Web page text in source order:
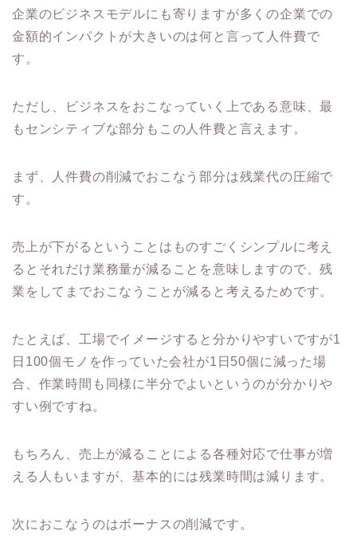
企業のビジネスモデルにも寄りますが多くの企業での
金額的インパクトが大きいのは何と言って人件費で
す。
ただし、ビジネスをおこなっていく上である意味、最
もセンシティブな部分もこの人件費と言えます。
まず、人件費の削減でおこなう部分は残業代の圧縮で
す。
売上が下がるということはものすごくシンプルに考え
るとそれだけ業務量が減ることを意味しますので、残
業をしてまでおこなうことが減ると考えるためです。
たとえば、工場でイメージすると分かりやすいですが1
日100個モノを作っていた会社が1日50個に減った場
合、作業時間も同様に半分でよいというのが分かりや
すい例ですね。
もちろん、売上が減ることによる各種対応で仕事が増
える人もいますが、基本的には残業時間は減ります。
次におこなうのはボーナスの削減です。